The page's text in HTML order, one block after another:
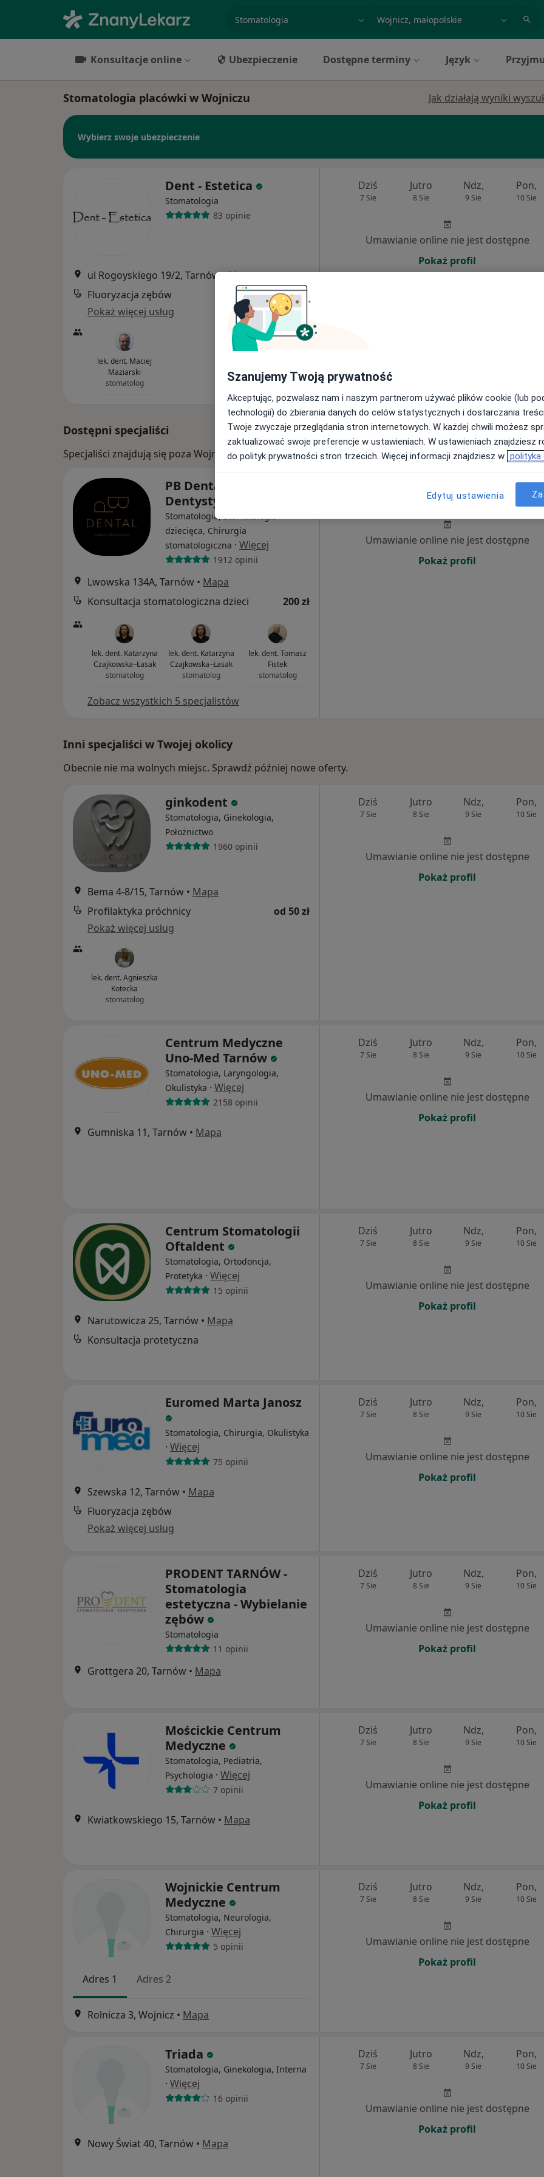
Konsultacje online Ubezpieczenie Dostępne terminy Język
Stomatologia placówki w Wojniczu Jak działają wyniki
Wybierz swoje ubezpieczenie
Dent - Estetica
Stomatologia
83 opinie
ul Rogoyskiego 19/2, Tarnów•Mapa
Fluoryzacja zębów
Pokaż więcej usług
lek. dent. Maciej
Maziarski
stomatolog
Dziś
7 Sie
Jutro
8 Sie
Ndz,
9 Sie
Pon,
10 Sie
Umawianie online nie jest dostępne
Pokaż profil
Dostępni specjaliści
Specjaliści znajdują się poza Wojnicz, małopolskie, w obszarach bliskich Twojemu wyszukiwaniu.
PB Dental Gabinet
Dentystyczny
Stomatologia, Stomatologia
dziecięca, Chirurgia
stomatologiczna · Więcej
1912 opinii
Lwowska 134A, Tarnów • Mapa
Konsultacja stomatologiczna dzieci
200 zł
lek. dent. Katarzyna
Czajkowska–Łasak
stomatolog
lek. dent. Katarzyna
Czajkowska–Łasak
stomatolog
lek. dent. Tomasz
Fistek
stomatolog
Zobacz wszystkich 5 specjalistów
8 Sie 9 Sie
Pon,
10 Sie
Umawianie online nie jest dostępne
Pokaż profil
Inni specjaliści w Twojej okolicy
Obecnie nie ma wolnych miejsc. Sprawdź później nowe oferty.
ginkodent
Stomatologia, Ginekologia,
Położnictwo
1960 opinii
Bema 4-8/15, Tarnów • Mapa
Profilaktyka próchnicy
od 50 zł
Pokaż więcej usług
lek. dent. Agnieszka
Kotecka
stomatolog
Dziś
7 Sie
Jutro
8 Sie
Ndz,
9 Sie
Pon,
10 Sie
Umawianie online nie jest dostępne
Pokaż profil
Centrum Medyczne
Uno-Med Tarnów
Stomatologia, Laryngologia,
Okulistyka · Więcej
2158 opinii
Gumniska 11, Tarnów • Mapa
Dziś
7 Sie
Jutro
8 Sie
Ndz,
9 Sie
Pon,
10 Sie
Umawianie online nie jest dostępne
Pokaż profil
Centrum Stomatologii
Oftaldent
Stomatologia, Ortodoncja,
Protetyka · Więcej
15 opinii
Narutowicza 25, Tarnów • Mapa
Konsultacja protetyczna
Dziś
7 Sie
Jutro
8 Sie
Ndz,
9 Sie
Pon,
10 Sie
Umawianie online nie jest dostępne
Pokaż profil
Euromed Marta Janosz
Stomatologia, Chirurgia, Okulistyka
· Więcej
75 opinii
Szewska 12, Tarnów • Mapa
Fluoryzacja zębów
Pokaż więcej usług
Dziś
7 Sie
Jutro
8 Sie
Ndz,
9 Sie
Pon,
10 Sie
Umawianie online nie jest dostępne
Pokaż profil
PRODENT TARNÓW -
Stomatologia
estetyczna - Wybielanie
zębów
Stomatologia
11 opinii
Grottgera 20, Tarnów • Mapa
Dziś
7 Sie
Jutro
8 Sie
Ndz,
9 Sie
Pon,
10 Sie
Umawianie online nie jest dostępne
Pokaż profil
Mościckie Centrum
Medyczne
Stomatologia, Pediatria,
Psychologia · Więcej
7 opinii
Kwiatkowskiego 15, Tarnów • Mapa
Dziś
7 Sie
Jutro
8 Sie
Ndz,
9 Sie
Pon,
10 Sie
Umawianie online nie jest dostępne
Pokaż profil
Wojnickie Centrum
Medyczne
Stomatologia, Neurologia,
Chirurgia · Więcej
5 opinii
Adres 1 Adres 2
Rolnicza 3, Wojnicz • Mapa
Dziś
7 Sie
Jutro
8 Sie
Ndz,
9 Sie
Pon,
10 Sie
Umawianie online nie jest dostępne
Pokaż profil
Triada
Stomatologia, Ginekologia, Interna
· Więcej
16 opinii
Nowy Świat 40, Tarnów • Mapa
Dziś
7 Sie
Jutro
8 Sie
Ndz,
9 Sie
Pon,
10 Sie
Umawianie online nie jest dostępne
Pokaż profil
Szanujemy Twoją prywatność
Akceptując, pozwalasz nam i naszym partnerom używać plików cookie (lub
technologii) do zbierania danych do celów statystycznych i dostarczania
Twoje zwyczaje przeglądania stron internetowych. W każdej chwili możesz
zaktualizować swoje preferencje w ustawieniach. W ustawieniach znajdziesz
do polityk prywatności stron trzecich. Więcej informacji znajdziesz w polityka
Edytuj ustawienia